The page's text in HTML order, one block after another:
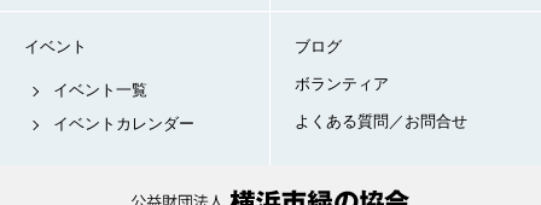
イベント
イベント一覧
イベントカレンダー
ブログ
ボランティア
よくある質問／お問合せ